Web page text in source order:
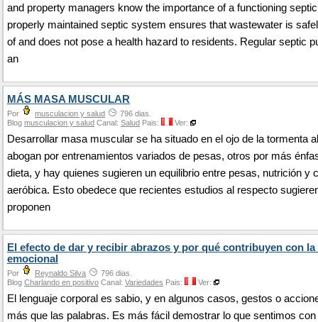
and property managers know the importance of a functioning
properly maintained septic system ensures that wastewater is
of and does not pose a health hazard to residents. Regular septic
an
MÁS MASA MUSCULAR
Por musculacion y salud
796 dias.
Blog musculacion y salud Canal: Salud Pais: Ver:
Desarrollar masa muscular se ha situado en el ojo de la tormenta
abogan por entrenamientos variados de pesas, otros por más
dieta, y hay quienes sugieren un equilibrio entre pesas, nutrición y
aeróbica. Esto obedece que recientes estudios al respecto
proponen
El efecto de dar y recibir abrazos y por qué contribuyen con la
emocional
Por Reynaldo Silva
796 dias.
Blog Charlando en positivo Canal: Variedades Pais: Ver:
El lenguaje corporal es sabio, y en algunos casos, gestos o
más que las palabras. Es más fácil demostrar lo que sentimos